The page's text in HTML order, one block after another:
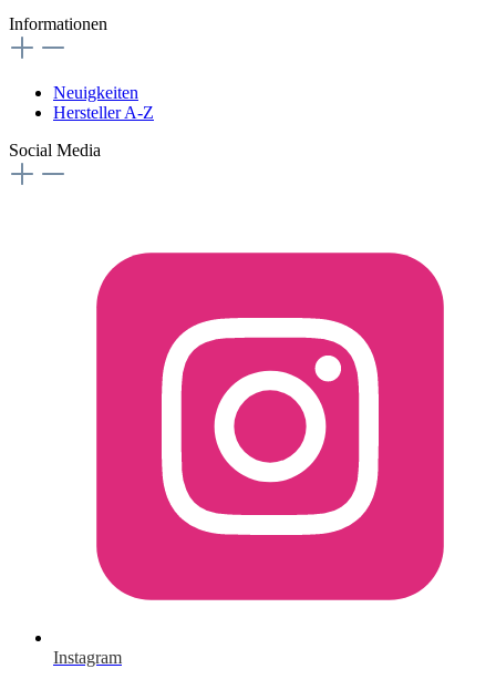
Informationen
Neuigkeiten
Hersteller A-Z
Social Media
Instagram